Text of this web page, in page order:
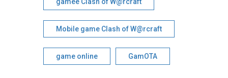
Mobile game Clash of W@rcraft
game online GamOTA